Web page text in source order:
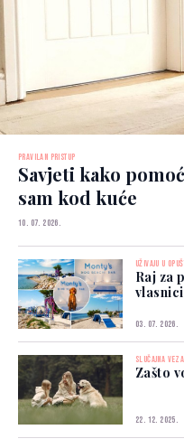
PRAVILAN PRISTUP
Savjeti kako
sam kod kuće
10. 07. 2026.
UŽIVAJU U
Raj za
03. 07. 2026.
SLUČAJNA VEZA
Zašto
22. 12. 2025.